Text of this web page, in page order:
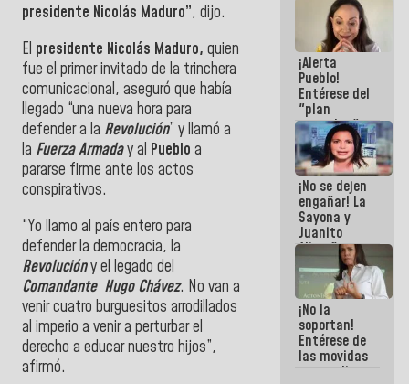
presidente Nicolás Maduro”, dijo.
El presidente Nicolás Maduro, quien
fue el primer invitado de la trinchera
comunicacional, aseguró que había
llegado “una nueva hora para
defender a la Revolución” y llamó a
la Fuerza Armaday al Pueblo a
pararse firme ante los actos
conspirativos.
“Yo llamo al país entero para
defender la democracia, la
Revolucióny el legado del
Comandante Hugo Chávez. No van a
venir cuatro burguesitos arrodillados
al imperio a venir a perturbar el
derecho a educar nuestro hijos”,
afirmó.
Viceministerio
de Energía
Eléctrica y
CORPOELEC
¡Alerta
Pueblo!
Entérese del
"plan
enjambre"
de La Sayo
para
sabotear el
diálogo y
promover el
caos
¡No se dejen
engañar! La
Sayona y
Juanito
Alimaña son
harina del
mismo
costal
¡No la
soportan!
Entérese de
las movidas
que realizan